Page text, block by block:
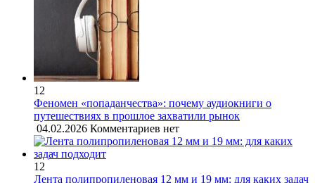
12
Феномен «попаданчества»: почему аудиокниги о
путешествиях в прошлое захватили рынок
04.02.2026 Комментариев нет
12
Лента полипропиленовая 12 мм и 19 мм: для каких задач